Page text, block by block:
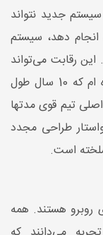
جدید نتواند
دهد، سیستم
رقابت می‌تواند
برای مدت زمان طولانی ادامه یابد. من دیده ام که 10 سال طول
تیم قوی مدتها
طراحی مجدد
است.
روبرو هستند. همه